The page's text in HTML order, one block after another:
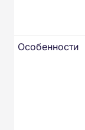
Особенности